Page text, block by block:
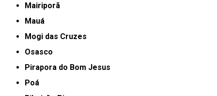
Mairiporã
Mauá
Mogi das Cruzes
Osasco
Pirapora do Bom Jesus
Poá